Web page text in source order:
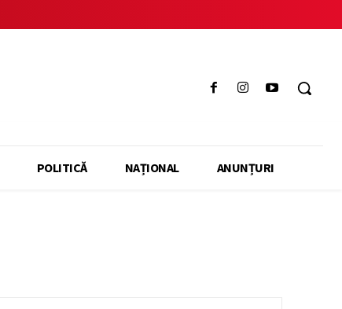
POLITICĂ NAȚIONAL ANUNȚURI